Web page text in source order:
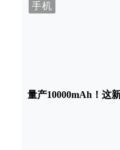
手机
量产10000mAh！这